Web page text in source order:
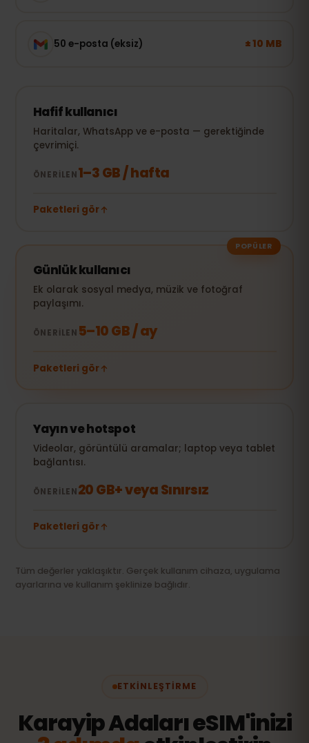
50 e-posta (eksiz) ± 10 MB
Hafif kullanıcı
Haritalar, WhatsApp ve e-posta — gerektiğinde
çevrimiçi.
ÖNERILEN1–3 GB / hafta
Paketleri gör
POPÜLER
Günlük kullanıcı
Ek olarak sosyal medya, müzik ve fotoğraf
paylaşımı.
ÖNERILEN 5–10 GB / ay
Paketleri gör
Yayın ve hotspot
Videolar, görüntülü aramalar; laptop veya tablet
bağlantısı.
ÖNERILEN20 GB+ veya Sınırsız
Paketleri gör
Tüm değerler yaklaşıktır. Gerçek kullanım cihaza, uygulama
ayarlarına ve kullanım şeklinize bağlıdır.
ETKINLEŞTIRME
Karayip Adaları eSIM'inizi